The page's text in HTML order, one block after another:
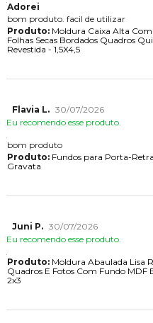
Adorei
bom produto. facil de utilizar
Produto:Moldura Caixa Alta
Folhas Secas Bordados Quadros
Revestida - 1,5X4,5
Flavia L. 30/07/2026
Eu recomendo esse produto.
bom produto
Produto:Fundos para Porta-
Gravata
Juni P. 30/07/2026
Eu recomendo esse produto.
Produto:Moldura Abaulada Lisa
Quadros E Fotos Com Fundo MDF
2x3